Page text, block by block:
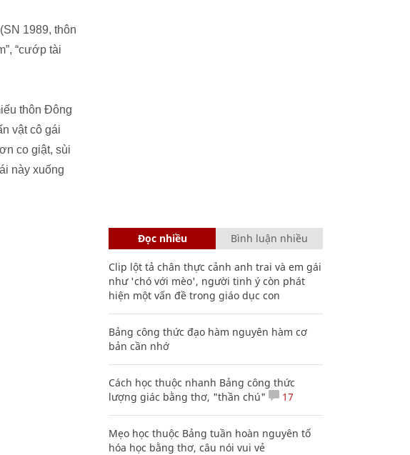
1989, thôn
“cướp tài
thôn Đông
vật cô gái
co giật, sùi
này xuống
Đọc nhiều Bình luận nhiều
Clip lột tả chân thực cảnh anh trai và em gái
như 'chó với mèo', người tinh ý còn phát
hiện một vấn đề trong giáo dục con
Bảng công thức đạo hàm nguyên hàm cơ
bản cần nhớ
Cách học thuộc nhanh Bảng công thức
lượng giác bằng thơ, "thần chú"
17
Mẹo học thuộc Bảng tuần hoàn nguyên tố
hóa học bằng thơ, câu nói vui vẻ